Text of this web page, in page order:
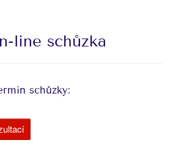
line schůzka
schůzky: